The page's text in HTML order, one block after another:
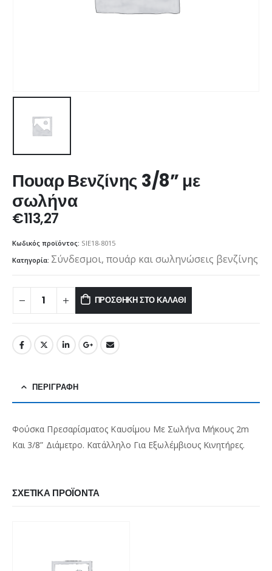
Πουαρ Βενζίνης 3/8” με
σωλήνα
€113,27
Κωδικός προϊόντος: SIE18-8015
Κατηγορία: Σύνδεσμοι, πουάρ και σωληνώσεις βενζίνης
ΠΡΟΣΘΉΚΗ ΣΤΟ ΚΑΛΆΘΙ
ΠΕΡΙΓΡΑΦΉ
Φούσκα Πρεσαρίσματος Καυσίμου Με Σωλήνα Μήκους 2m
Και 3/8” Διάμετρο. Κατάλληλο Για Εξωλέμβιους Κινητήρες.
ΣΧΕΤΙΚΆ ΠΡΟΪΌΝΤΑ